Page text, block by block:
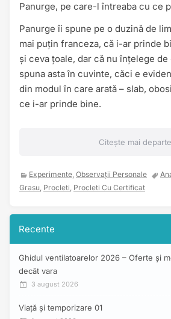
Panurge, pe care-l întreaba cu ce
Panurge îi spune pe o duzină de
mai puțin franceza, că i-ar prinde
și ceva țoale, dar că nu înțelege
spuna asta în cuvinte, căci e
din modul în care arată – slab,
ce i-ar prinde bine.
Citește mai departe
Experimente, Observații Personale
Grasu, Procleti, Procleti Cu Certificat
Recente
Ghidul ventilatoarelor 2026 – Oferte și
decât vara
3 august 2026
Viață și temporizare 01